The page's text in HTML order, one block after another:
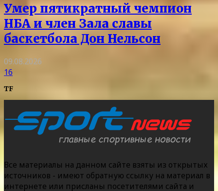
Умер пятикратный чемпион
НБА и член Зала славы
баскетбола Дон Нельсон
09.08.2026
16
TF
Все материалы на данном сайте взяты из открытых
источников - имеют обратную ссылку на материал в
интернете или присланы посетителями сайта и